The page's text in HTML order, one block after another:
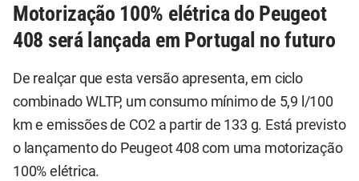
Motorização 100% elétrica do Peugeot
408 será lançada em Portugal no futuro
De realçar que esta versão apresenta, em ciclo
combinado WLTP, um consumo mínimo de 5,9 l/100
km e emissões de CO2 a partir de 133 g. Está previsto
o lançamento do Peugeot 408 com uma motorização
100% elétrica.